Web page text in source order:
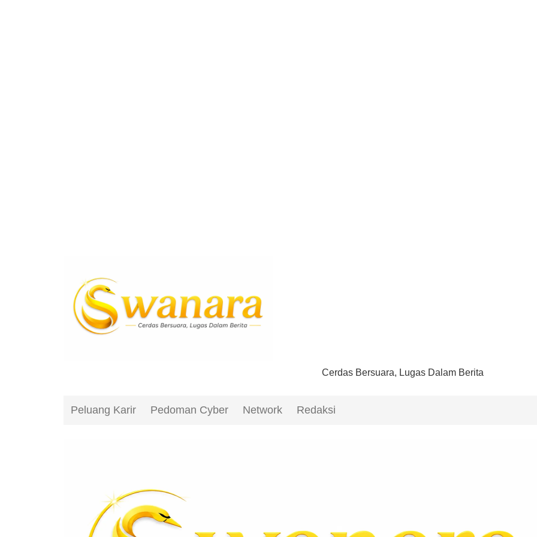
Cerdas Bersuara, Lugas Dalam Berita
Peluang Karir Pedoman Cyber Network Redaksi